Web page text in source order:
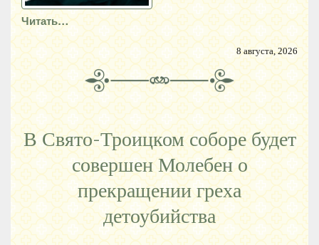
Читать…
8 августа, 2026
В Свято-Троицком соборе будет
совершен Молебен о
прекращении греха
детоубийства